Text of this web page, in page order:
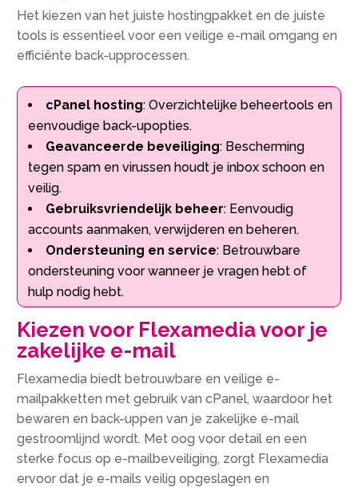
Het kiezen van het juiste hostingpakket en de juiste
tools is essentieel voor een veilige e-mail omgang en
efficiënte back-upprocessen.
cPanel hosting: Overzichtelijke beheertools en
eenvoudige back-upopties.
Geavanceerde beveiliging: Bescherming
tegen spam en virussen houdt je inbox schoon en
veilig.
Gebruiksvriendelijk beheer: Eenvoudig
accounts aanmaken, verwijderen en beheren.
Ondersteuning en service: Betrouwbare
ondersteuning voor wanneer je vragen hebt of
hulp nodig hebt.
Kiezen voor Flexamedia voor je
zakelijke e-mail
Flexamedia biedt betrouwbare en veilige e-
mailpakketten met gebruik van cPanel, waardoor het
bewaren en back-uppen van je zakelijke e-mail
gestroomlijnd wordt. Met oog voor detail en een
sterke focus op e-mailbeveiliging, zorgt Flexamedia
ervoor dat je e-mails veilig opgeslagen en